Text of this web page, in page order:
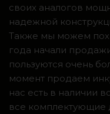
своих аналогов
надежной
Также мы можем
года начали
пользуются очень
момент продаем
нас есть в наличии
все комплектующие